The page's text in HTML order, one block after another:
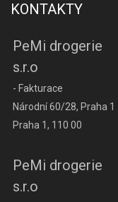
KONTAKTY
PeMi drogerie
s.r.o
- Fakturace
Národní 60/28, Praha 1
Praha 1, 110 00
PeMi drogerie
s.r.o